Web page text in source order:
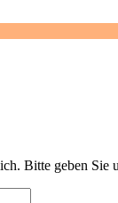
Bitte geben Sie